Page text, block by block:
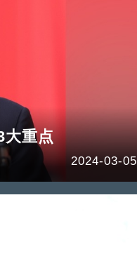
大重点
2024-03-05